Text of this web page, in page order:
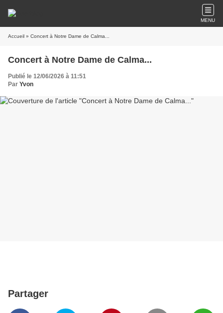
MENU
Accueil » Concert à Notre Dame de Calma...
Concert à Notre Dame de Calma...
Publié le 12/06/2026 à 11:51
Par Yvon
Partager